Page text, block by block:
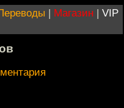
| Магазин | VIP